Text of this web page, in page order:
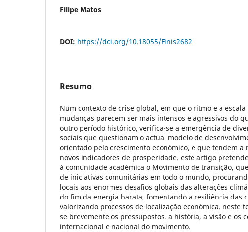
Filipe Matos
DOI: https://doi.org/10.18055/Finis2682
Resumo
Num contexto de crise global, em que o ritmo e a escala
mudanças parecem ser mais intensos e agressivos do
outro período histórico, verifica-se a emergência de
sociais que questionam o actual modelo de
orientado pelo crescimento económico, e que tendem a
novos indicadores de prosperidade. este artigo
à comunidade académica o Movimento de transição,
de iniciativas comunitárias em todo o mundo,
locais aos enormes desafios globais das alterações
do fim da energia barata, fomentando a resiliência das
valorizando processos de localização económica. neste
se brevemente os pressupostos, a história, a visão e os
internacional e nacional do movimento.